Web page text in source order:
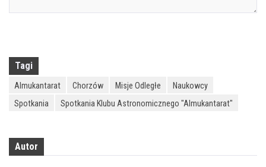
Tagi
Almukantarat Chorzów Misje Odległe
Naukowcy
Spotkania
Spotkania Klubu Astronomicznego "Almukantarat"
Autor